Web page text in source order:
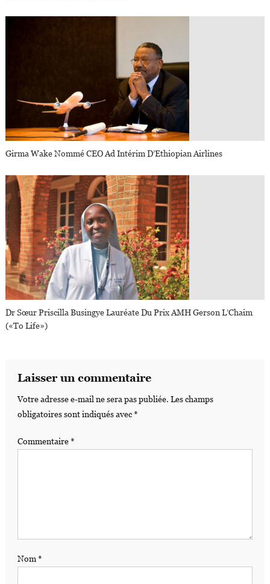
Girma Wake Nommé CEO Ad Intérim D’Ethiopian Airlines
Dr Sœur Priscilla Busingye Lauréate Du Prix AMH Gerson L’Chaim
(«To Life»)
Laisser un commentaire
Votre adresse e-mail ne sera pas publiée. Les champs
obligatoires sont indiqués avec*
Commentaire*
Nom*